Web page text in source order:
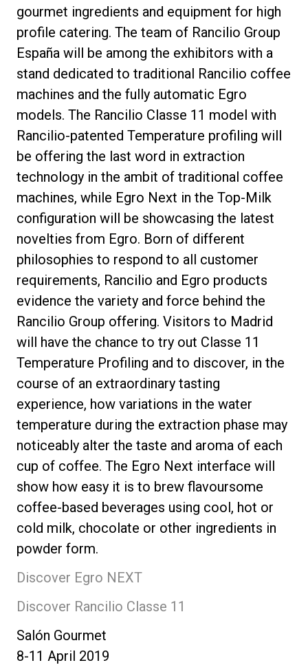
gourmet ingredients and equipment for high
profile catering. The team of Rancilio Group
España will be among the exhibitors with a
stand dedicated to traditional Rancilio coffee
machines and the fully automatic Egro
models. The Rancilio Classe 11 model with
Rancilio-patented Temperature profiling will
be offering the last word in extraction
technology in the ambit of traditional coffee
machines, while Egro Next in the Top-Milk
configuration will be showcasing the latest
novelties from Egro. Born of different
philosophies to respond to all customer
requirements, Rancilio and Egro products
evidence the variety and force behind the
Rancilio Group offering. Visitors to Madrid
will have the chance to try out Classe 11
Temperature Profiling and to discover, in the
course of an extraordinary tasting
experience, how variations in the water
temperature during the extraction phase may
noticeably alter the taste and aroma of each
cup of coffee. The Egro Next interface will
show how easy it is to brew flavoursome
coffee-based beverages using cool, hot or
cold milk, chocolate or other ingredients in
powder form.
Discover Egro NEXT
Discover Rancilio Classe 11
Salón Gourmet
8-11 April 2019
お問い合わせ
プライバシーポリシー